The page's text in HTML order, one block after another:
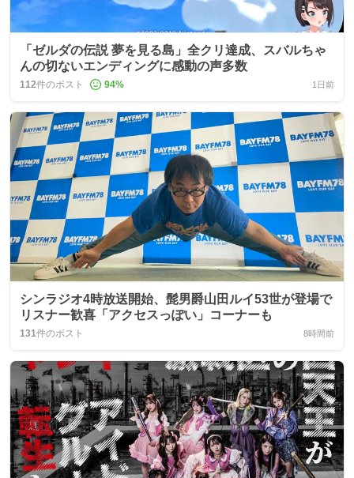
「ゼルダの伝説 夢を見る島」全クリ達成、スバルちゃ
んの切ないエンディングに感動の声多数
112件のポスト 94% 1日前
シンラジオ4時放送開始、髭男爵山田ルイ53世が登場で
リスナー歓喜「アクセスっぽい」コーナーも
131件のポスト 8時間前